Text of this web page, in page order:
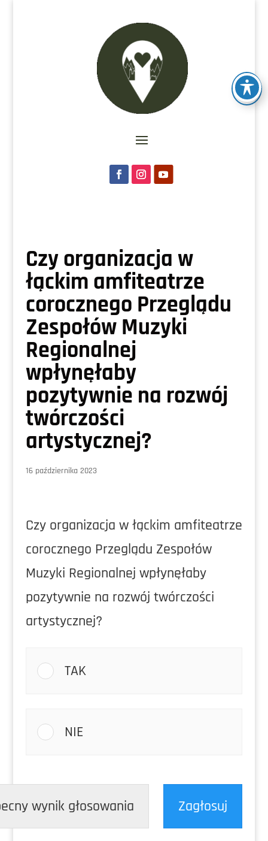
Czy organizacja w
łąckim amfiteatrze
corocznego Przeglądu
Zespołów Muzyki
Regionalnej
wpłynęłaby
pozytywnie na rozwój
twórczości
artystycznej?
16 października 2023
Czy organizacja w łąckim amfiteatrze
corocznego Przeglądu Zespołów
Muzyki Regionalnej wpłynęłaby
pozytywnie na rozwój twórczości
artystycznej?
TAK
NIE
wynik głosowania Zagłosuj